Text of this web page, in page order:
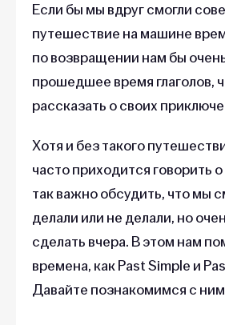
Если бы мы вдруг смогли
путешествие на машине
по возвращении нам бы
прошедшее время глаголов,
рассказать о своих
Хотя и без такого
часто приходится говорить
так важно обсудить, что мы
делали или не делали, но
сделать вчера. В этом нам
времена, как Past Simple и
Давайте познакомимся с